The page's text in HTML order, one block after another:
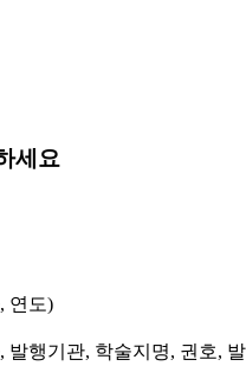
세요
연도)
발행기관, 학술지명, 권호,